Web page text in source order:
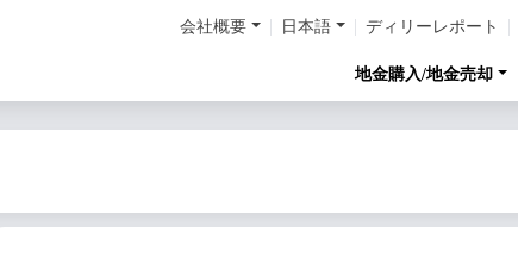
会社概要 日本語 ディリーレポート
地金購入/地金売却